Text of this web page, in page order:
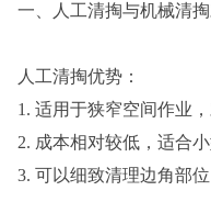
一、人工清掏与机械清
人工清掏优势：
1. 适用于狭窄空间作业
2. 成本相对较低，适合
3. 可以细致清理边角部位